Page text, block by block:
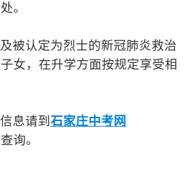
。
认定为烈士的新冠肺炎救治
女，在升学方面按规定享受相
息请到 石家庄中考网
询。